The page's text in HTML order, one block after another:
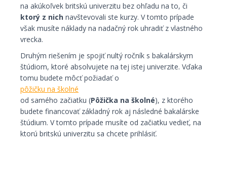
na akúkoľvek britskú univerzitu bez ohľadu na to, či
ktorý z nich navštevovali ste kurzy. V tomto prípade
však musíte náklady na nadačný rok uhradiť z vlastného
vrecka.
Druhým riešením je spojiť nultý ročník s bakalárskym
štúdiom, ktoré absolvujete na tej istej univerzite. Vďaka
tomu budete môcť požiadať o
pôžičku na školné
od samého začiatku (Pôžička na školné), z ktorého
budete financovať základný rok aj následné bakalárske
štúdium. V tomto prípade musíte od začiatku vedieť, na
ktorú britskú univerzitu sa chcete prihlásiť.